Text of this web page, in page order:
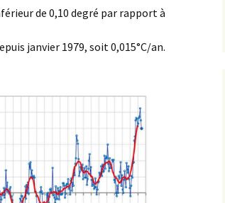
de 0,10 degré par rapport à
janvier 1979, soit 0,015°C/an.